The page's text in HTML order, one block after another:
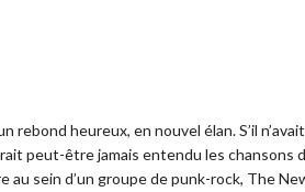
rebond heureux, en nouvel élan. S’il
peut-être jamais entendu les chansons
sein d’un groupe de punk-rock, The